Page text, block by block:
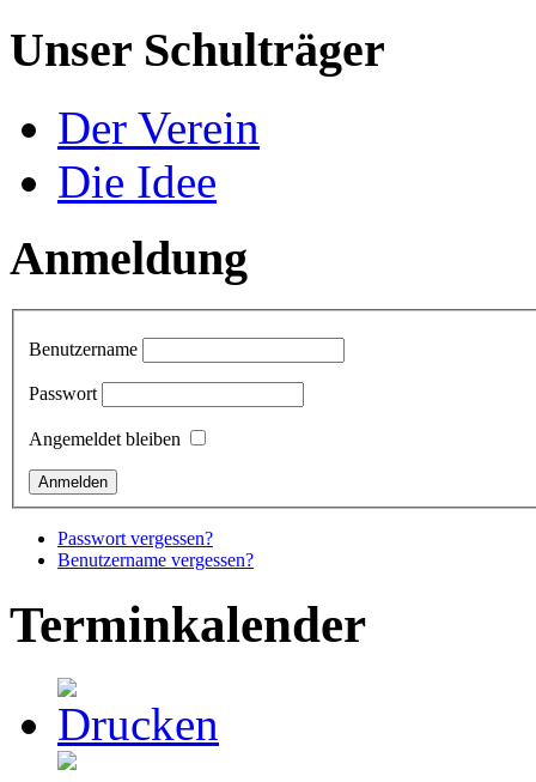
Unser Schulträger
Der Verein
Die Idee
Anmeldung
Benutzername
Passwort
Angemeldet bleiben
Passwort vergessen?
Benutzername vergessen?
Terminkalender